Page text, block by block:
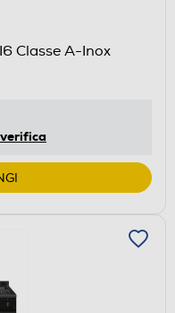
Classe A-Inox
verifica